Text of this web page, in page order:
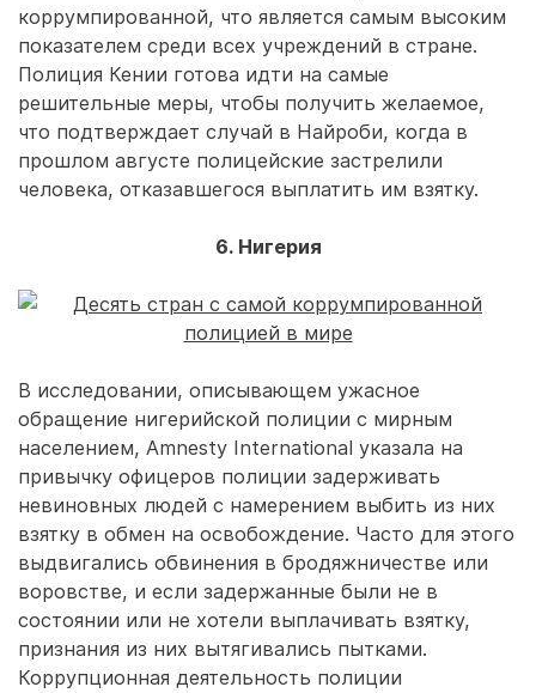
коррумпированной, что является самым высоким
показателем среди всех учреждений в стране.
Полиция Кении готова идти на самые
решительные меры, чтобы получить желаемое,
что подтверждает случай в Найроби, когда в
прошлом августе полицейские застрелили
человека, отказавшегося выплатить им взятку.
6. Нигерия
В исследовании, описывающем ужасное
обращение нигерийской полиции с мирным
населением, Amnesty International указала на
привычку офицеров полиции задерживать
невиновных людей с намерением выбить из них
взятку в обмен на освобождение. Часто для этого
выдвигались обвинения в бродяжничестве или
воровстве, и если задержанные были не в
состоянии или не хотели выплачивать взятку,
признания из них вытягивались пытками.
Коррупционная деятельность полиции